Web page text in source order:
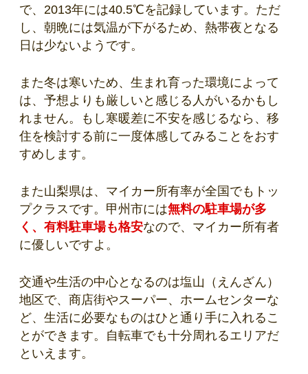
で、2013年には40.5℃を記録しています。ただ
し、朝晩には気温が下がるため、熱帯夜となる
日は少ないようです。
また冬は寒いため、生まれ育った環境によって
は、予想よりも厳しいと感じる人がいるかもし
れません。もし寒暖差に不安を感じるなら、移
住を検討する前に一度体感してみることをおす
すめします。
また山梨県は、マイカー所有率が全国でもトッ
プクラスです。甲州市には無料の駐車場が多
く、有料駐車場も格安なので、マイカー所有者
に優しいですよ。
交通や生活の中心となるのは塩山（えんざん）
地区で、商店街やスーパー、ホームセンターな
ど、生活に必要なものはひと通り手に入れるこ
とができます。自転車でも十分周れるエリアだ
といえます。